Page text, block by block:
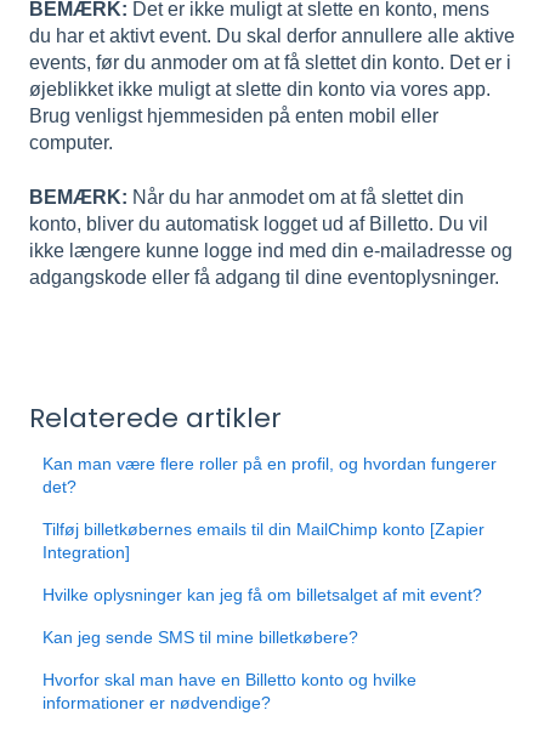
BEMÆRK: Det er ikke muligt at slette en konto, mens
du har et aktivt event. Du skal derfor annullere alle aktive
events, før du anmoder om at få slettet din konto. Det er i
øjeblikket ikke muligt at slette din konto via vores app.
Brug venligst hjemmesiden på enten mobil eller
computer.
BEMÆRK: Når du har anmodet om at få slettet din
konto, bliver du automatisk logget ud af Billetto. Du vil
ikke længere kunne logge ind med din e-mailadresse og
adgangskode eller få adgang til dine eventoplysninger.
Relaterede artikler
Kan man være flere roller på en profil, og hvordan fungerer
det?
Tilføj billetkøbernes emails til din MailChimp konto [Zapier
Integration]
Hvilke oplysninger kan jeg få om billetsalget af mit event?
Kan jeg sende SMS til mine billetkøbere?
Hvorfor skal man have en Billetto konto og hvilke
informationer er nødvendige?